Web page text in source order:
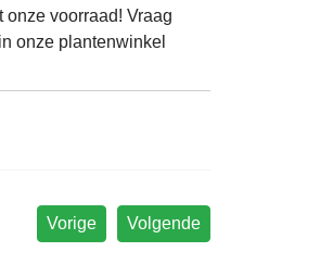
onze voorraad! Vraag
onze plantenwinkel
Volgende
Vorige